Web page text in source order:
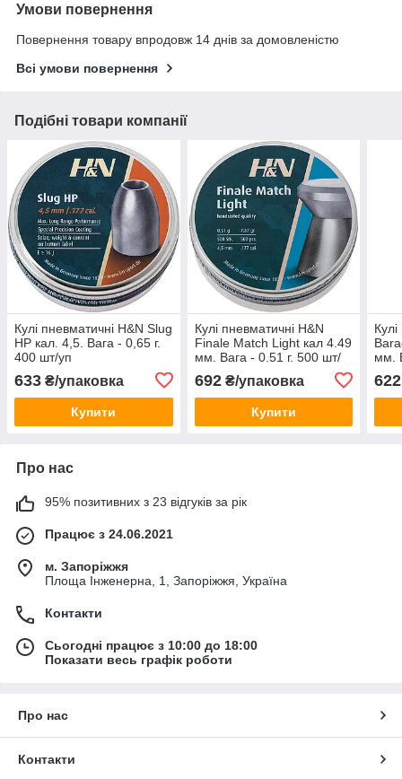
Умови повернення
Повернення товару впродовж 14 днів за домовленістю
Всі умови повернення
Подібні товари компанії
Кулі пневматичні H&N Slug
HP кал. 4,5. Вага - 0,65 г.
400 шт/уп
633 ₴/упаковка
Купити
Кулі пневматичні H&N
Finale Match Light кал 4.49
мм. Вага - 0.51 г. 500 шт/
692₴/упаковка
Купити
мм.
622
Про нас
95% позитивних з 23 відгуків за рік
Працює з 24.06.2021
м. Запоріжжя
Площа Інженерна, 1, Запоріжжя, Україна
Контакти
Сьогодні працює з 10:00 до 18:00
Показати весь графік роботи
Про нас
Контакти